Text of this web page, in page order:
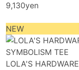
9,130yen
NEW
LOLA'S HARDWARE